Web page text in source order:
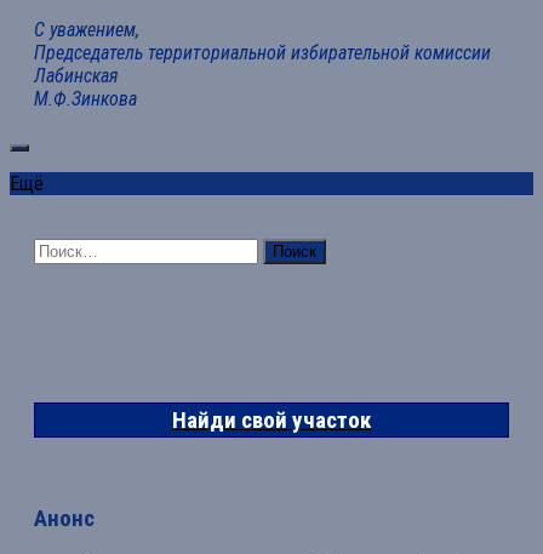
С уважением,
Председатель территориальной избирательной комиссии
Лабинская
М.Ф.Зинкова
Ещё
Найти:
Найди свой участок
Анонс